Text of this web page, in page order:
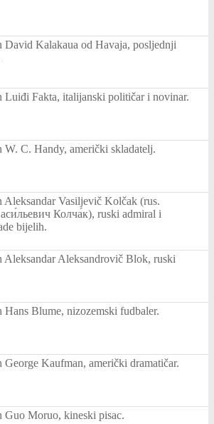
David Kalakaua od Havaja, posljednji
Luiđi Fakta, italijanski političar i novinar.
W. C. Handy, američki skladatelj.
Aleksandar Vasiljevič Kolčak (rus.
Колча́к), ruski admiral i
bijelih.
Aleksandar Aleksandrovič Blok, ruski
Hans Blume, nizozemski fudbaler.
George Kaufman, američki dramatičar.
Guo Moruo, kineski pisac.